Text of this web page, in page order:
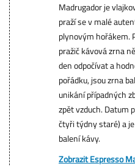
Madrugador je
praží se v malé
plynovým hořákem.
pražič kávová zrna
den odpočívat a
pořádku, jsou zrna
unikání případných
zpět vzduch. Datum
čtyři týdny staré) a
balení kávy.
Zobrazit Espresso